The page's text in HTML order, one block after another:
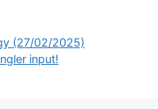
(27/02/2025)
input!